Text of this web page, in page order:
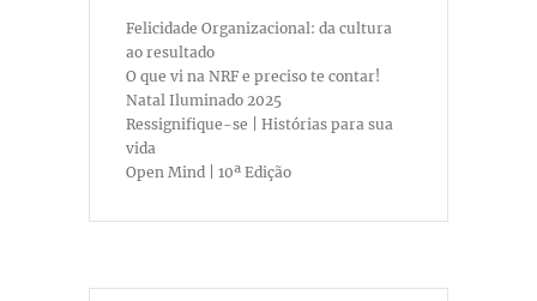
Felicidade Organizacional: da cultura
ao resultado
O que vi na NRF e preciso te contar!
Natal Iluminado 2025
Ressignifique-se | Histórias para sua
vida
Open Mind | 10ª Edição